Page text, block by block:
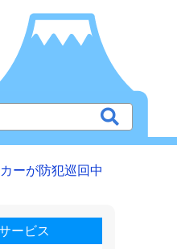
ーが防犯巡回中
ービス